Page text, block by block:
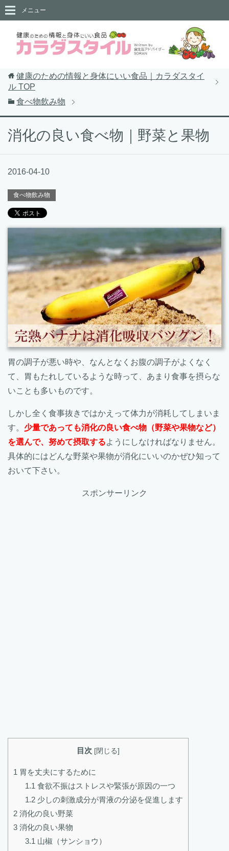
メニュー
健康のための情報と身体にいい食品｜カラダスタイ
ル TOP
食べ物飲み物
消化の良い食べ物｜野菜と果物
2016-04-10
食べ物飲み物
胃の調子が悪い時や、なんとなくお腹の調子がよくなく
て、胃もたれしているような時って、あまり食事を摂らな
いことも多いものです。
しかし全く食事抜きではかえって体力が消耗してしまいま
す。 少量であっても消化の良い食べ物（野菜や果物など）
を選んで、努めて摂取するようにしなければなりません。
具体的にはどんな野菜や果物が消化にいいのかぜひ知って
おいて下さい。
スポンサーリンク
目次 [閉じる]
1 胃を丈夫にするために
1.1 食欲不振はストレスや緊張が原因の一つ
1.2少しの刺激成分が胃液の分泌を促進します
2 消化の良い野菜
3 消化の良い果物
3.1 山椒（サンショウ）